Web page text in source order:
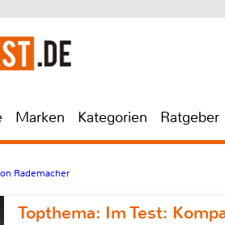
Marken Kategorien Ratgeber
Rademacher
Topthema: Im Test: